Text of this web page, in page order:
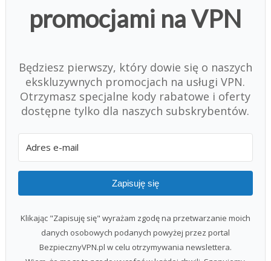
promocjami na VPN
Będziesz pierwszy, który dowie się o naszych
ekskluzywnych promocjach na usługi VPN.
Otrzymasz specjalne kody rabatowe i oferty
dostępne tylko dla naszych subskrybentów.
Zapisuję się
Klikając "Zapisuję się" wyrażam zgodę na przetwarzanie moich
danych osobowych podanych powyżej przez portal
BezpiecznyVPN.pl w celu otrzymywania newslettera.